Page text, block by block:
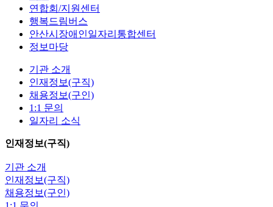
연합회/지원센터
행복드림버스
안산시장애인일자리통합센터
정보마당
기관 소개
인재정보(구직)
채용정보(구인)
1:1 문의
일자리 소식
인재정보(구직)
기관 소개
인재정보(구직)
채용정보(구인)